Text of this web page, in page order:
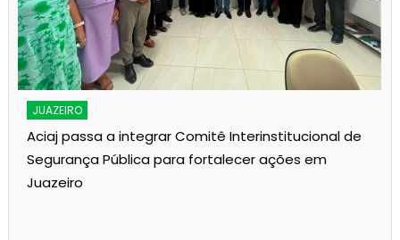
JUAZEIRO
Aciaj passa a integrar Comitê Interinstitucional de
Segurança Pública para fortalecer ações em
Juazeiro